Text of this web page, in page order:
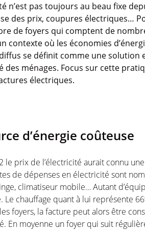
n’est pas toujours au beau fixe
des prix, coupures électriques…
de foyers qui comptent de
contexte où les économies
se définit comme une solution
des ménages. Focus sur cette
électriques.
d’énergie coûteuse
le prix de l’électricité aurait connu
de dépenses en électricité sont
climatiseur mobile… Autant
chauffage quant à lui représente
foyers, la facture peut alors être
En moyenne un foyer qui suit